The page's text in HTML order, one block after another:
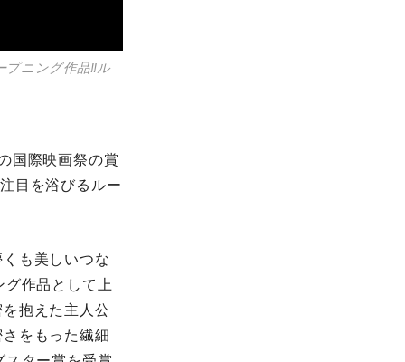
プニング作品‼ル
国際映画祭の賞
目を浴びるルー
も美しいつな
作品として上
抱えた主人公
をもった繊細